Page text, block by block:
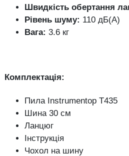
Швидкість обертання
Рівень шуму: 110 дБ(А)
Вага: 3.6 кг
Комплектація:
Пила Instrumentop T435
Шина 30 см
Ланцюг
Інструкція
Чохол на шину